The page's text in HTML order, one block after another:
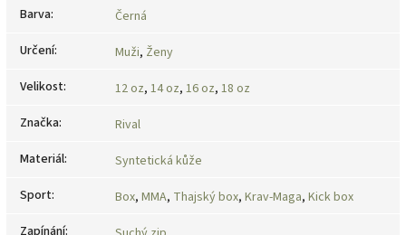
Barva:
Černá
Určení: Muži, Ženy
Velikost: 12 oz, 14 oz, 16 oz, 18 oz
Značka:
Rival
Materiál:
Syntetická kůže
Sport: Box, MMA, Thajský box, Krav-Maga, Kick box
Zapínání: